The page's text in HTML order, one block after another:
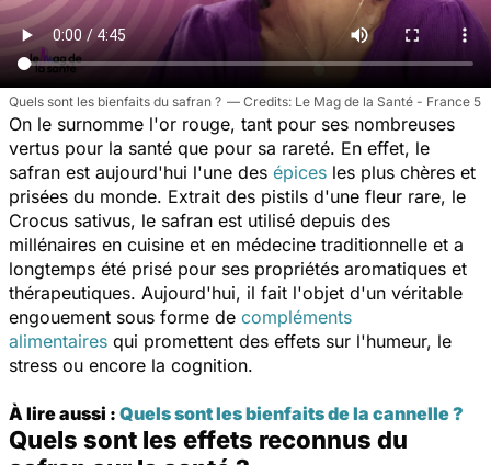
Quels sont les bienfaits du safran ? Le Mag de la Santé - France 5
On le surnomme l'or rouge, tant pour ses nombreuses
vertus pour la santé que pour sa rareté. En effet, le
safran est aujourd'hui l'une des épices les plus chères et
prisées du monde. Extrait des pistils d'une fleur rare, le
Crocus sativus, le safran est utilisé depuis des
millénaires en cuisine et en médecine traditionnelle et a
longtemps été prisé pour ses propriétés aromatiques et
thérapeutiques. Aujourd'hui, il fait l'objet d'un véritable
engouement sous forme de compléments
alimentaires qui promettent des effets sur l'humeur, le
stress ou encore la cognition.
À lire aussi : Quels sont les bienfaits de la cannelle ?
Quels sont les effets reconnus du